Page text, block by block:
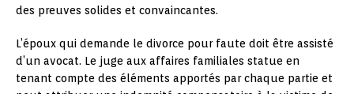
des preuves solides et convaincantes.
L’époux qui demande le divorce pour faute doit être assisté
d’un avocat. Le juge aux affaires familiales statue en
tenant compte des éléments apportés par chaque partie et